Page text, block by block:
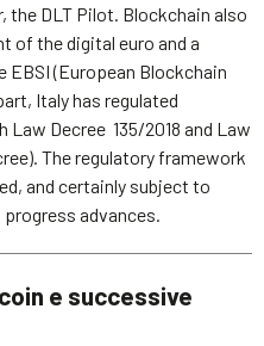
the DLT Pilot. Blockchain also
of the digital euro and a
(European Blockchain
Italy has regulated
Decree 135/2018 and Law
The regulatory framework
and certainly subject to
advances.
e successive